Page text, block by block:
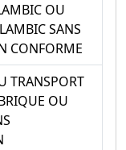
OU
SANS
CONFORME
TRANSPORT
OU